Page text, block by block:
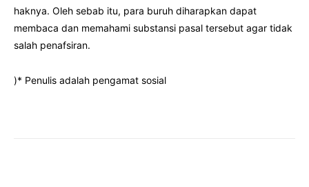
haknya. Oleh sebab itu, para buruh diharapkan dapat
membaca dan memahami substansi pasal tersebut agar tidak
salah penafsiran.
)* Penulis adalah pengamat sosial